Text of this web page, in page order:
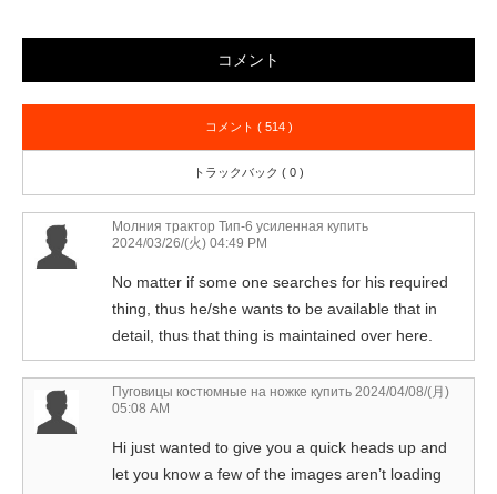
コメント
コメント ( 514 )
トラックバック ( 0 )
Молния трактор Тип-6 усиленная купить
2024/03/26/(火) 04:49 PM
No matter if some one searches for his required
thing, thus he/she wants to be available that in
detail, thus that thing is maintained over here.
Пуговицы костюмные на ножке купить 2024/04/08/(月)
05:08 AM
Hi just wanted to give you a quick heads up and
let you know a few of the images aren’t loading